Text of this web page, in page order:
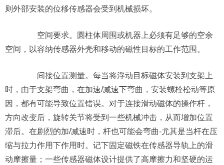
则外部安装的位移传感器会受到机械损坏。
空间要求。圆柱体周围或机器上必须有足够的空余
空间，以容纳传感器外壳和移动的磁性目标的工作范围。
间接位置测量。每当将浮动目标磁体安装到支架上
时，由于支架弯曲，在加速/减速下弯曲，安装螺栓松动等原
因，都有可能导致位置错误。对于连接滑动磁体的操作杆，
方向改变后，旋转关节将受到一些机械冲击，从而增加位置
滞后。在剧烈的加/减速时，杆也可能会弯曲-尤其是当杆在压
缩与拉力作用下作用时。记下固定磁铁在传感器导轨上的滑
动摩擦量；一些传感器磁体设计提供了高摩擦力和坚硬的运